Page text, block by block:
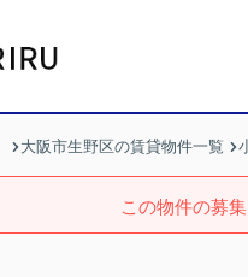
大阪市生野区の賃貸物件一覧
この物件の募